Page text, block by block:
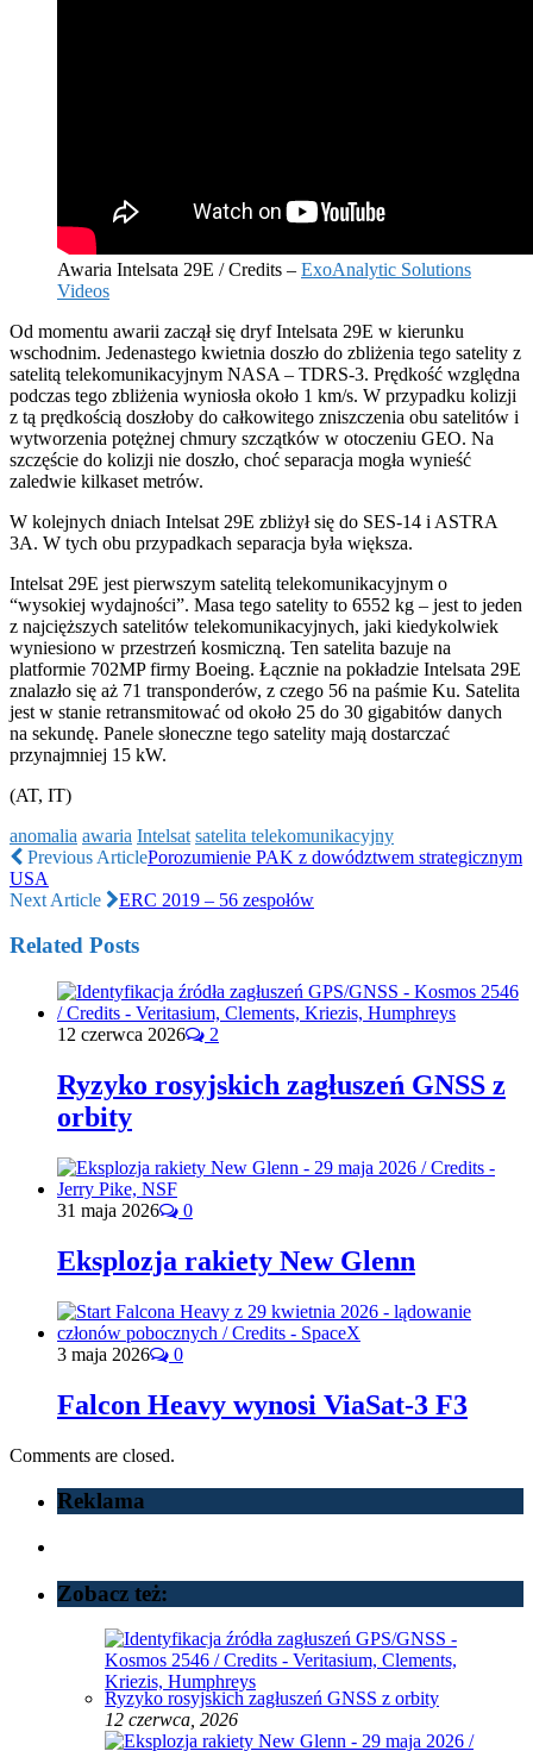
Awaria Intelsata 29E / Credits – ExoAnalytic Solutions
Videos
Od momentu awarii zaczął się dryf Intelsata 29E w kierunku
wschodnim. Jedenastego kwietnia doszło do zbliżenia tego satelity z
satelitą telekomunikacyjnym NASA – TDRS-3. Prędkość względna
podczas tego zbliżenia wyniosła około 1 km/s. W przypadku kolizji
z tą prędkością doszłoby do całkowitego zniszczenia obu satelitów i
wytworzenia potężnej chmury szczątków w otoczeniu GEO. Na
szczęście do kolizji nie doszło, choć separacja mogła wynieść
zaledwie kilkaset metrów.
W kolejnych dniach Intelsat 29E zbliżył się do SES-14 i ASTRA
3A. W tych obu przypadkach separacja była większa.
Intelsat 29E jest pierwszym satelitą telekomunikacyjnym o
“wysokiej wydajności”. Masa tego satelity to 6552 kg – jest to jeden
z najcięższych satelitów telekomunikacyjnych, jaki kiedykolwiek
wyniesiono w przestrzeń kosmiczną. Ten satelita bazuje na
platformie 702MP firmy Boeing. Łącznie na pokładzie Intelsata 29E
znalazło się aż 71 transponderów, z czego 56 na paśmie Ku. Satelita
jest w stanie retransmitować od około 25 do 30 gigabitów danych
na sekundę. Panele słoneczne tego satelity mają dostarczać
przynajmniej 15 kW.
(AT, IT)
anomalia awaria Intelsat satelita telekomunikacyjny
Previous ArticlePorozumienie PAK z dowództwem strategicznym
USA
Next Article
ERC 2019 – 56 zespołów
Related Posts
12 czerwca 2026 2
Ryzyko rosyjskich zagłuszeń GNSS z
orbity
31 maja 2026 0
Eksplozja rakiety New Glenn
3 maja 2026 0
Falcon Heavy wynosi ViaSat-3 F3
Comments are closed.
Reklama
Zobacz też:
Ryzyko rosyjskich zagłuszeń GNSS z orbity
12 czerwca, 2026